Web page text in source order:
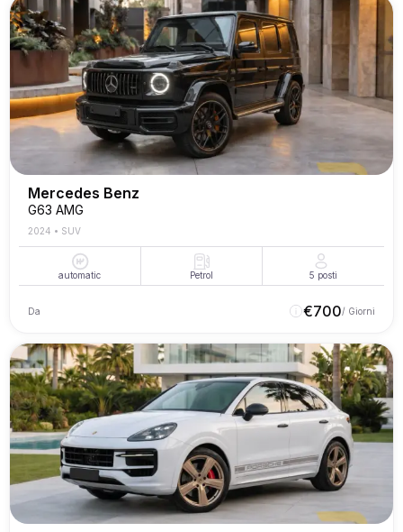
Mercedes Benz
G63 AMG
2024 • SUV
automatic Petrol 5 posti
Da €700/ Giorni